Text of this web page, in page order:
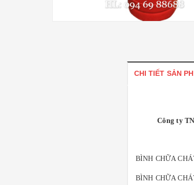
CHI TIẾT SẢN
Công ty
BÌNH CHỮA
BÌNH CHỮA